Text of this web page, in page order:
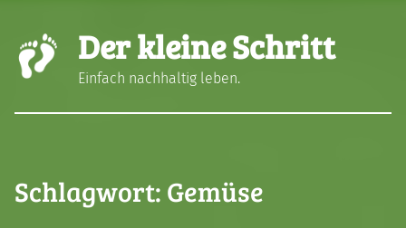
Der kleine Schritt
Einfach nachhaltig leben.
Schlagwort: Gemüse